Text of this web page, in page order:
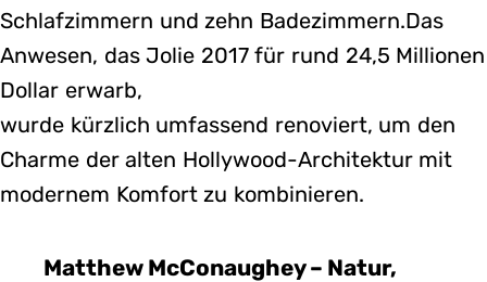
Schlafzimmern und zehn Badezimmern.Das
Anwesen, das Jolie 2017 für rund 24,5 Millionen
Dollar erwarb,
wurde kürzlich umfassend renoviert, um den
Charme der alten Hollywood-Architektur mit
modernem Komfort zu kombinieren.
Matthew McConaughey – Natur,